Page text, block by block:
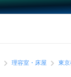
理容室・床屋 東